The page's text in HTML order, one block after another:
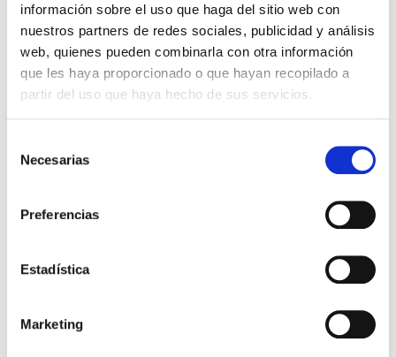
información sobre el uso que haga del sitio web con
nuestros partners de redes sociales, publicidad y análisis
web, quienes pueden combinarla con otra información
que les haya proporcionado o que hayan recopilado a
partir del uso que haya hecho de sus servicios.
Necesarias
Preferencias
Estadística
Marketing
Press to skip carousel
PRODUCTOS RELACIONADOS